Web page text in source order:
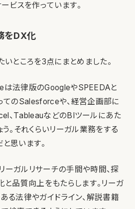
ビスを作っています。
をDX化
いところを3点にまとめました。
は法律版のGoogleやSPEEDAと
てのSalesforceや、経営企画部に
、TableauなどのBIツールにあた
。それくらいリーガル業務をする
思います。
ーガルリサーチの手間や時間、探
と品質向上をもたらします。リーガ
る法律やガイドライン、解説書籍